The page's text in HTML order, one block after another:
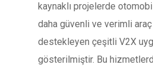
kaynaklı projelerde
daha güvenli ve verimli
destekleyen çeşitli V2X
gösterilmiştir. Bu